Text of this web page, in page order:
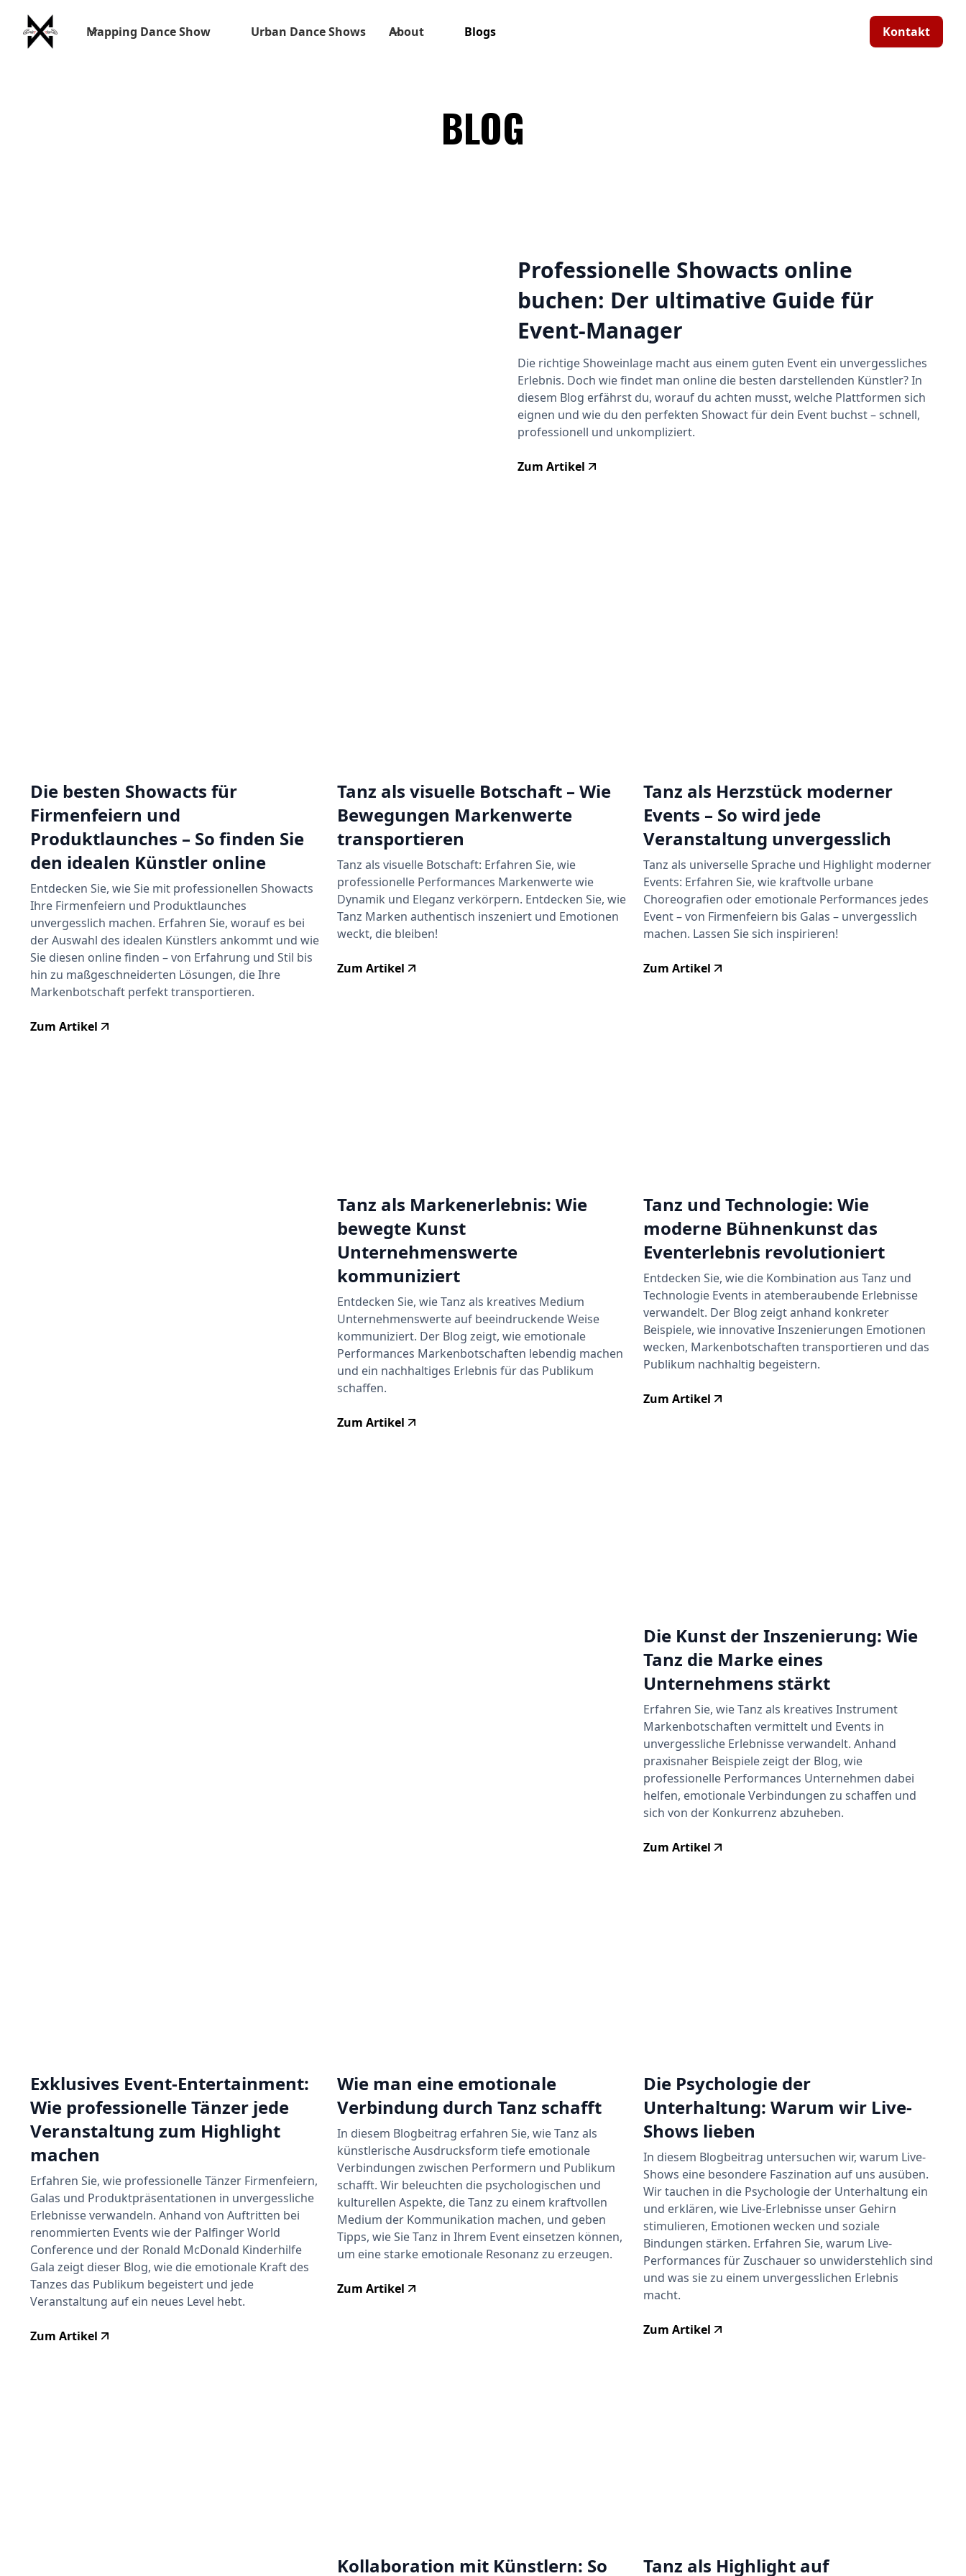
Mapping Dance Show Urban Dance Shows About Blogs Kontakt
BLOG
Professionelle Showacts online
buchen: Der ultimative Guide für
Event-Manager
Die richtige Showeinlage macht aus einem guten Event ein unvergessliches
Erlebnis. Doch wie findet man online die besten darstellenden Künstler? In
diesem Blog erfährst du, worauf du achten musst, welche Plattformen sich
eignen und wie du den perfekten Showact für dein Event buchst – schnell,
professionell und unkompliziert.
Zum Artikel
Die besten Showacts für
Firmenfeiern und
Produktlaunches – So finden Sie
den idealen Künstler online
Entdecken Sie, wie Sie mit professionellen Showacts
Ihre Firmenfeiern und Produktlaunches
unvergesslich machen. Erfahren Sie, worauf es bei
der Auswahl des idealen Künstlers ankommt und wie
Sie diesen online finden – von Erfahrung und Stil bis
hin zu maßgeschneiderten Lösungen, die Ihre
Markenbotschaft perfekt transportieren.
Zum Artikel
Tanz als visuelle Botschaft – Wie
Bewegungen Markenwerte
transportieren
Tanz als visuelle Botschaft: Erfahren Sie, wie
professionelle Performances Markenwerte wie
Dynamik und Eleganz verkörpern. Entdecken Sie, wie
Tanz Marken authentisch inszeniert und Emotionen
weckt, die bleiben!
Zum Artikel
Tanz als Herzstück moderner
Events – So wird jede
Veranstaltung unvergesslich
Tanz als universelle Sprache und Highlight moderner
Events: Erfahren Sie, wie kraftvolle urbane
Choreografien oder emotionale Performances jedes
Event – von Firmenfeiern bis Galas – unvergesslich
machen. Lassen Sie sich inspirieren!
Zum Artikel
Tanz als Markenerlebnis: Wie
bewegte Kunst
Unternehmenswerte
kommuniziert
Entdecken Sie, wie Tanz als kreatives Medium
Unternehmenswerte auf beeindruckende Weise
kommuniziert. Der Blog zeigt, wie emotionale
Performances Markenbotschaften lebendig machen
und ein nachhaltiges Erlebnis für das Publikum
schaffen.
Zum Artikel
Tanz und Technologie: Wie
moderne Bühnenkunst das
Eventerlebnis revolutioniert
Entdecken Sie, wie die Kombination aus Tanz und
Technologie Events in atemberaubende Erlebnisse
verwandelt. Der Blog zeigt anhand konkreter
Beispiele, wie innovative Inszenierungen Emotionen
wecken, Markenbotschaften transportieren und das
Publikum nachhaltig begeistern.
Zum Artikel
Die Kunst der Inszenierung: Wie
Tanz die Marke eines
Unternehmens stärkt
Erfahren Sie, wie Tanz als kreatives Instrument
Markenbotschaften vermittelt und Events in
unvergessliche Erlebnisse verwandelt. Anhand
praxisnaher Beispiele zeigt der Blog, wie
professionelle Performances Unternehmen dabei
helfen, emotionale Verbindungen zu schaffen und
sich von der Konkurrenz abzuheben.
Zum Artikel
Exklusives Event-Entertainment:
Wie professionelle Tänzer jede
Veranstaltung zum Highlight
machen
Erfahren Sie, wie professionelle Tänzer Firmenfeiern,
Galas und Produktpräsentationen in unvergessliche
Erlebnisse verwandeln. Anhand von Auftritten bei
renommierten Events wie der Palfinger World
Conference und der Ronald McDonald Kinderhilfe
Gala zeigt dieser Blog, wie die emotionale Kraft des
Tanzes das Publikum begeistert und jede
Veranstaltung auf ein neues Level hebt.
Zum Artikel
Wie man eine emotionale
Verbindung durch Tanz schafft
In diesem Blogbeitrag erfahren Sie, wie Tanz als
künstlerische Ausdrucksform tiefe emotionale
Verbindungen zwischen Performern und Publikum
schafft. Wir beleuchten die psychologischen und
kulturellen Aspekte, die Tanz zu einem kraftvollen
Medium der Kommunikation machen, und geben
Tipps, wie Sie Tanz in Ihrem Event einsetzen können,
um eine starke emotionale Resonanz zu erzeugen.
Zum Artikel
Die Psychologie der
Unterhaltung: Warum wir Live-
Shows lieben
In diesem Blogbeitrag untersuchen wir, warum Live-
Shows eine besondere Faszination auf uns ausüben.
Wir tauchen in die Psychologie der Unterhaltung ein
und erklären, wie Live-Erlebnisse unser Gehirn
stimulieren, Emotionen wecken und soziale
Bindungen stärken. Erfahren Sie, warum Live-
Performances für Zuschauer so unwiderstehlich sind
und was sie zu einem unvergesslichen Erlebnis
macht.
Zum Artikel
Kollaboration mit Künstlern: So Tanz als Highlight auf